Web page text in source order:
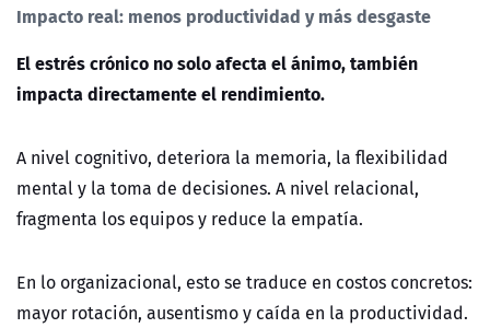
Impacto real: menos productividad y más desgaste
El estrés crónico no solo afecta el ánimo, también
impacta directamente el rendimiento.
A nivel cognitivo, deteriora la memoria, la flexibilidad
mental y la toma de decisiones. A nivel relacional,
fragmenta los equipos y reduce la empatía.
En lo organizacional, esto se traduce en costos concretos:
mayor rotación, ausentismo y caída en la productividad.